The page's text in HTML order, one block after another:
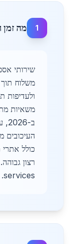
1 מה
שירותי
העיכובים
כולל
רצון
services.